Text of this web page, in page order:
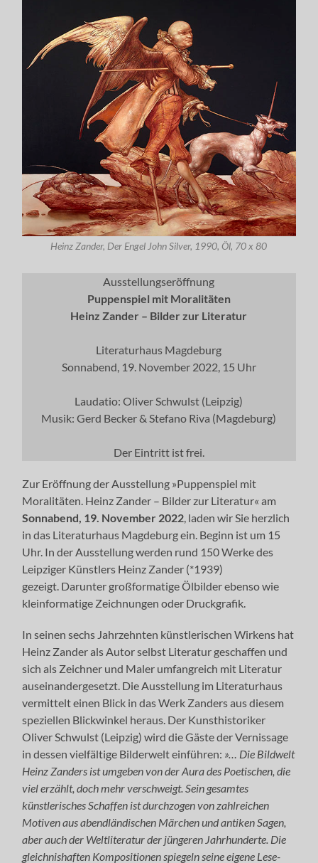
Heinz Zander, Der Engel John Silver, 1990, Öl, 70 x 80
Ausstellungseröffnung
Puppenspiel mit Moralitäten
Heinz Zander – Bilder zur Literatur
Literaturhaus Magdeburg
Sonnabend, 19. November 2022, 15 Uhr
Laudatio: Oliver Schwulst (Leipzig)
Musik: Gerd Becker & Stefano Riva (Magdeburg)
Der Eintritt ist frei.
Zur Eröffnung der Ausstellung »Puppenspiel mit
Moralitäten. Heinz Zander – Bilder zur Literatur« am
Sonnabend, 19. November 2022, laden wir Sie herzlich
in das Literaturhaus Magdeburg ein. Beginn ist um 15
Uhr. In der Ausstellung werden rund 150 Werke des
Leipziger Künstlers Heinz Zander (*1939)
gezeigt. Darunter großformatige Ölbilder ebenso wie
kleinformatige Zeichnungen oder Druckgrafik.
In seinen sechs Jahrzehnten künstlerischen Wirkens hat
Heinz Zander als Autor selbst Literatur geschaffen und
sich als Zeichner und Maler umfangreich mit Literatur
auseinandergesetzt. Die Ausstellung im Literaturhaus
vermittelt einen Blick in das Werk Zanders aus diesem
speziellen Blickwinkel heraus. Der Kunsthistoriker
Oliver Schwulst (Leipzig) wird die Gäste der Vernissage
in dessen vielfältige Bilderwelt einführen: »… Die Bildwelt
Heinz Zanders ist umgeben von der Aura des Poetischen, die
viel erzählt, doch mehr verschweigt. Sein gesamtes
künstlerisches Schaffen ist durchzogen von zahlreichen
Motiven aus abendländischen Märchen und antiken Sagen,
aber auch der Weltliteratur der jüngeren Jahrhunderte. Die
gleichnishaften Kompositionen spiegeln seine eigene Lese-